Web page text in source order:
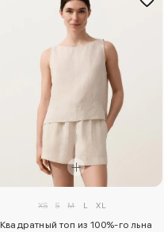
XS S M L XL
Квадратный топ из 100%-го льна